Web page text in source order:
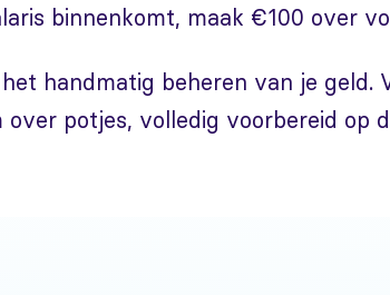
binnenkomt, maak €100 over
handmatig beheren van je geld.
potjes, volledig voorbereid op